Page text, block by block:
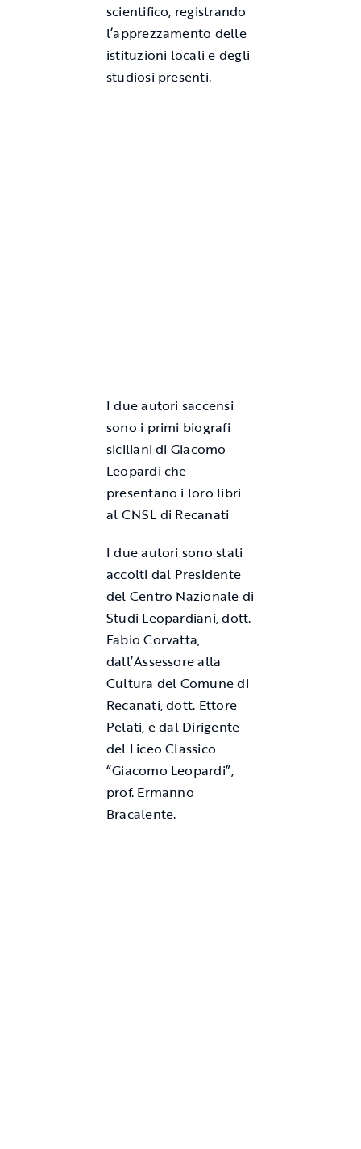
scientifico, registrando
l’apprezzamento delle
istituzioni locali e degli
studiosi presenti.
I due autori saccensi
sono i primi biografi
siciliani di Giacomo
Leopardi che
presentano i loro libri
al CNSL di Recanati
I due autori sono stati
accolti dal Presidente
del Centro Nazionale di
Studi Leopardiani, dott.
Fabio Corvatta,
dall’Assessore alla
Cultura del Comune di
Recanati, dott. Ettore
Pelati, e dal Dirigente
del Liceo Classico
“Giacomo Leopardi”,
prof. Ermanno
Bracalente.